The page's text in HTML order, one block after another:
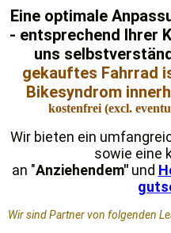
Eine optimale
- entsprechend Ihrer
uns
gekauftes Fahrrad
Bikesyndrom
kostenfrei (excl.
Wir bieten ein
sowie eine
an "Anziehendem"und
Wir sind Partner von folgenden